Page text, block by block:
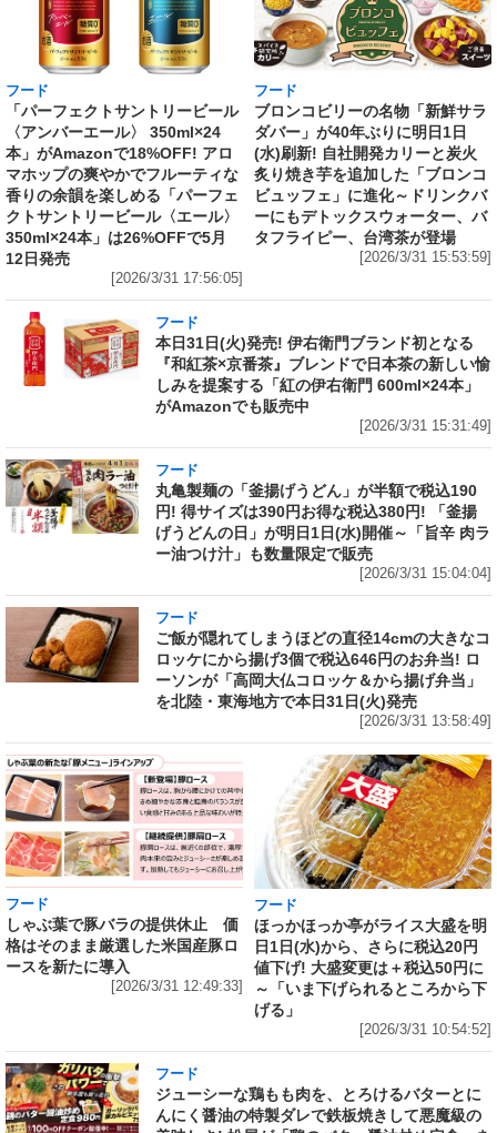
フード
「パーフェクトサントリービール
〈アンバーエール〉 350ml×24
本」がAmazonで18%OFF! アロ
マホップの爽やかでフルーティな
香りの余韻を楽しめる「パーフェ
クトサントリービール〈エール〉
350ml×24本」は26%OFFで5月
12日発売
[2026/3/31 17:56:05]
フード
ブロンコビリーの名物「新鮮サラ
ダバー」が40年ぶりに明日1日
(水)刷新! 自社開発カリーと炭火
炙り焼き芋を追加した「ブロンコ
ビュッフェ」に進化～ドリンクバ
ーにもデトックスウォーター、バ
タフライピー、台湾茶が登場
[2026/3/31 15:53:59]
フード
本日31日(火)発売! 伊右衛門ブランド初となる
『和紅茶×京番茶』ブレンドで日本茶の新しい愉
しみを提案する「紅の伊右衛門 600ml×24本」
がAmazonでも販売中
[2026/3/31 15:31:49]
フード
丸亀製麺の「釜揚げうどん」が半額で税込190
円! 得サイズは390円お得な税込380円! 「釜揚
げうどんの日」が明日1日(水)開催～「旨辛 肉ラ
ー油つけ汁」も数量限定で販売
[2026/3/31 15:04:04]
フード
ご飯が隠れてしまうほどの直径14cmの大きなコ
ロッケにから揚げ3個で税込646円のお弁当! ロ
ーソンが「高岡大仏コロッケ＆から揚げ弁当」
を北陸・東海地方で本日31日(火)発売
[2026/3/31 13:58:49]
フード
しゃぶ葉で豚バラの提供休止 価
格はそのまま厳選した米国産豚ロ
ースを新たに導入
[2026/3/31 12:49:33]
フード
ほっかほっか亭がライス大盛を明
日1日(水)から、さらに税込20円
値下げ! 大盛変更は＋税込50円に
～「いま下げられるところから下
げる」
[2026/3/31 10:54:52]
フード
ジューシーな鶏もも肉を、とろけるバターとに
んにく醤油の特製ダレで鉄板焼きして悪魔級の